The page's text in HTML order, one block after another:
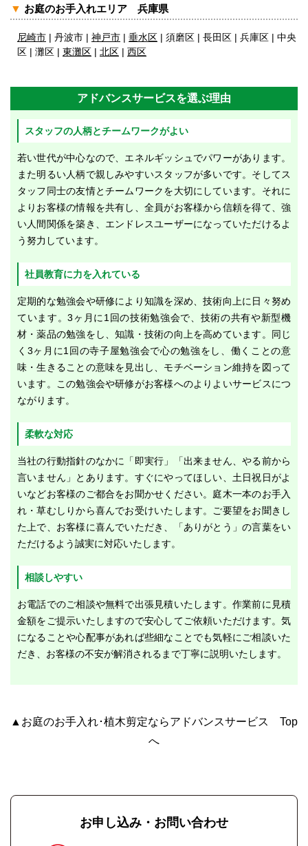
▼ お庭のお手入れエリア 兵庫県
尼崎市 | 丹波市 | 神戸市 | 垂水区 | 須磨区 | 長田区 | 兵庫区 | 中央
区 | 灘区 | 東灘区 | 北区 | 西区
アドバンスサービスを選ぶ理由
スタッフの人柄とチームワークがよい
若い世代が中心なので、エネルギッシュでパワーがあります。
また明るい人柄で親しみやすいスタッフが多いです。そしてス
タッフ同士の友情とチームワークを大切にしています。それに
よりお客様の情報を共有し、全員がお客様から信頼を得て、強
い人間関係を築き、エンドレスユーザーになっていただけるよ
う努力しています。
社員教育に力を入れている
定期的な勉強会や研修により知識を深め、技術向上に日々努め
ています。3ヶ月に1回の技術勉強会で、技術の共有や新型機
材・薬品の勉強をし、知識・技術の向上を高めています。同じ
く3ヶ月に1回の寺子屋勉強会で心の勉強をし、働くことの意
味・生きることの意味を見出し、モチベーション維持を図って
います。この勉強会や研修がお客様へのよりよいサービスにつ
ながります。
柔軟な対応
当社の行動指針のなかに「即実行」「出来ません、やる前から
言いません」とあります。すぐにやってほしい、土日祝日がよ
いなどお客様のご都合をお聞かせください。庭木一本のお手入
れ・草むしりから喜んでお受けいたします。ご要望をお聞きし
た上で、お客様に喜んでいただき、「ありがとう」の言葉をい
ただけるよう誠実に対応いたします。
相談しやすい
お電話でのご相談や無料で出張見積いたします。作業前に見積
金額をご提示いたしますので安心してご依頼いただけます。気
になることや心配事があれば些細なことでも気軽にご相談いた
だき、お客様の不安が解消されるまで丁寧に説明いたします。
▲お庭のお手入れ･植木剪定ならアドバンスサービス Top
へ
お申し込み・お問い合わせ